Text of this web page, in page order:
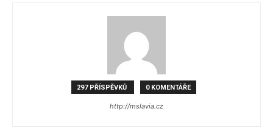
297 PŘÍSPĚVKŮ 0 KOMENTÁŘE
http://mslavia.cz